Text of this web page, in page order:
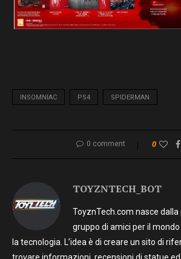
INSOMNIAC PS4 SPIDERMAN
0 comment 0
TOYZNTECH_BOT
ToyznTech.com nasce dalla
gruppo di amici per il
la tecnologia. L’idea è di creare un sito di
trovare informazioni, recensioni di statue